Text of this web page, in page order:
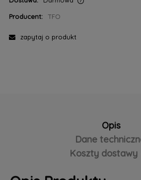
Producent:
TFO
zapytaj o produkt
Opis
Dane
Koszty dostawy
Cena nie zawiera ewentualnych kosztów